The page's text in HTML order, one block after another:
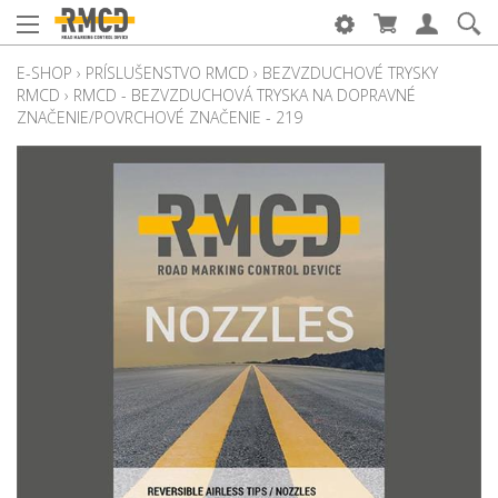
E-SHOP › PRÍSLUŠENSTVO RMCD › BEZVZDUCHOVÉ TRYSKY
RMCD › RMCD - BEZVZDUCHOVÁ TRYSKA NA DOPRAVNÉ
ZNAČENIE/POVRCHOVÉ ZNAČENIE - 219